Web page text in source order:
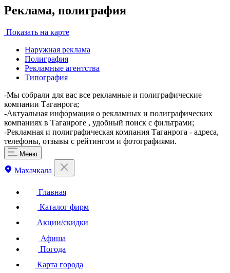
Реклама, полиграфия
Показать на карте
Наружная реклама
Полиграфия
Рекламные агентства
Типография
-Мы собрали для вас все рекламные и полиграфические
компании Таганрога;
-Актуальная информация о рекламных и полиграфических
компаниях в Таганроге , удобный поиск с фильтрами;
-Рекламная и полиграфическая компания Таганрога - адреса,
телефоны, отзывы с рейтингом и фотографиями.
Меню
Махачкала
Главная
Каталог фирм
Акции/скидки
Афиша
Погода
Карта города